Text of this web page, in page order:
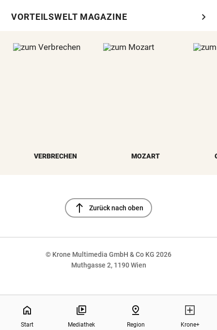
VORTEILSWELT MAGAZINE chevron_right
VERBRECHEN MOZART
north Zurück nach oben
© Krone Multimedia GmbH & Co KG 2026
Muthgasse 2, 1190 Wien
home
Start Mediathek
pin_drop
Region Krone+
NaN%